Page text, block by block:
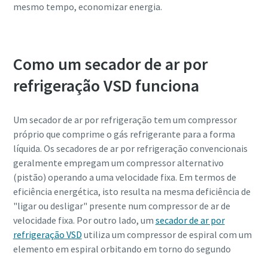
mesmo tempo, economizar energia.
Como um secador de ar por
refrigeração VSD funciona
Um secador de ar por refrigeração tem um compressor
próprio que comprime o gás refrigerante para a forma
líquida. Os secadores de ar por refrigeração convencionais
geralmente empregam um compressor alternativo
(pistão) operando a uma velocidade fixa. Em termos de
eficiência energética, isto resulta na mesma deficiência de
"ligar ou desligar" presente num compressor de ar de
velocidade fixa. Por outro lado, um secador de ar por
refrigeração VSD utiliza um compressor de espiral com um
elemento em espiral orbitando em torno do segundo